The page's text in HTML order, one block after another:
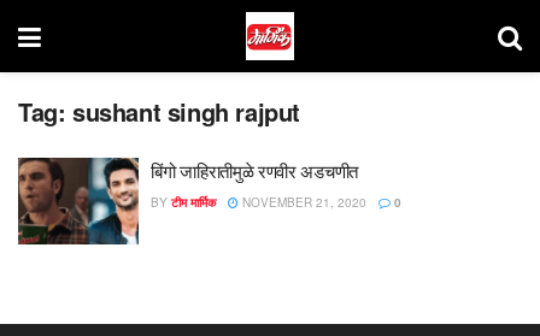
Tag: sushant singh rajput
बिंगो जाहिरातीमुळे रणवीर अडचणीत
BY टीम मार्मिक NOVEMBER 21, 2020 0